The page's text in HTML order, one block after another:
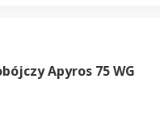
Apyros 75 WG